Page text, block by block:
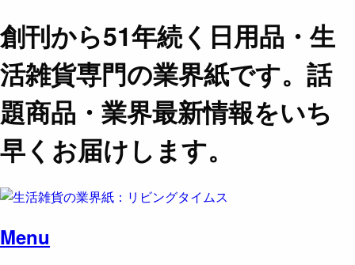
創刊から51年続く日用品・生
活雑貨専門の業界紙です。話
題商品・業界最新情報をいち
早くお届けします。
Menu